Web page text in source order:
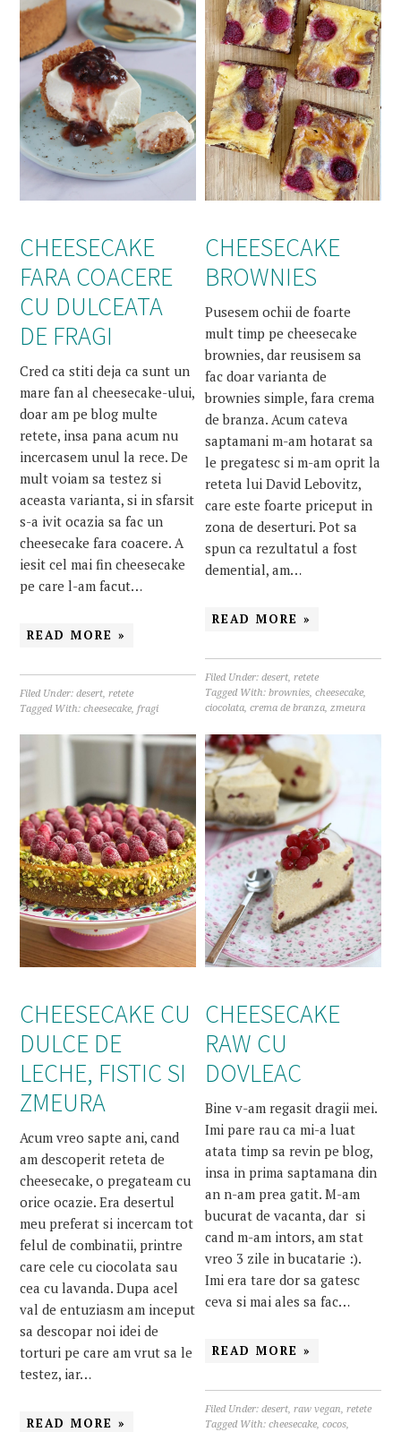
CHEESECAKE
FARA COACERE
CU DULCEATA
DE FRAGI
Cred ca stiti deja ca sunt un
mare fan al cheesecake-ului,
doar am pe blog multe
retete, insa pana acum nu
incercasem unul la rece. De
mult voiam sa testez si
aceasta varianta, si in sfarsit
s-a ivit ocazia sa fac un
cheesecake fara coacere. A
iesit cel mai fin cheesecake
pe care l-am facut…
READ MORE »
Filed Under:desert,retete
Tagged With:cheesecake,fragi
CHEESECAKE
BROWNIES
Pusesem ochii de foarte
mult timp pe cheesecake
brownies, dar reusisem sa
fac doar varianta de
brownies simple, fara crema
de branza. Acum cateva
saptamani m-am hotarat sa
le pregatesc si m-am oprit la
reteta lui David Lebovitz,
care este foarte priceput in
zona de deserturi. Pot sa
spun ca rezultatul a fost
demential, am…
READ MORE »
Filed Under:desert,retete
Tagged With:brownies,cheesecake,
ciocolata,crema de branza,zmeura
CHEESECAKE CU
DULCE DE
LECHE, FISTIC SI
ZMEURA
Acum vreo sapte ani, cand
am descoperit reteta de
cheesecake, o pregateam cu
orice ocazie. Era desertul
meu preferat si incercam tot
felul de combinatii, printre
care cele cu ciocolata sau
cea cu lavanda. Dupa acel
val de entuziasm am inceput
sa descopar noi idei de
torturi pe care am vrut sa le
testez, iar…
READ MORE »
CHEESECAKE
RAW CU
DOVLEAC
Bine v-am regasit dragii mei.
Imi pare rau ca mi-a luat
atata timp sa revin pe blog,
insa in prima saptamana din
an n-am prea gatit. M-am
bucurat de vacanta, dar si
cand m-am intors, am stat
vreo 3 zile in bucatarie :).
Imi era tare dor sa gatesc
ceva si mai ales sa fac…
READ MORE »
Filed Under:desert,raw vegan,retete
Tagged With:cheesecake,cocos,